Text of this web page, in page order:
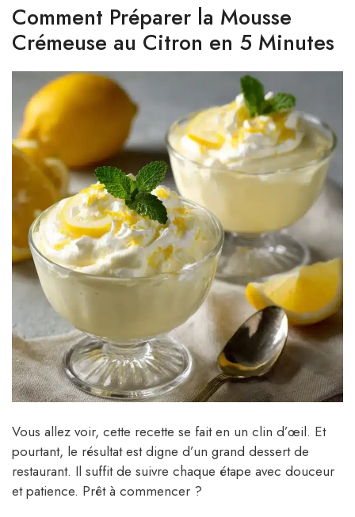
Comment Préparer la Mousse
Crémeuse au Citron en 5 Minutes
Vous allez voir, cette recette se fait en un clin d’œil. Et
pourtant, le résultat est digne d’un grand dessert de
restaurant. Il suffit de suivre chaque étape avec douceur
et patience. Prêt à commencer ?